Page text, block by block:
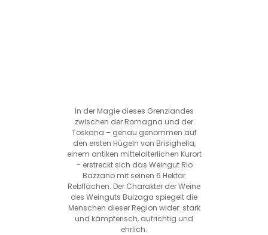
In der Magie dieses Grenzlandes
zwischen der Romagna und der
Toskana – genau genommen auf
den ersten Hügeln von Brisighella,
einem antiken mittelalterlichen Kurort
– erstreckt sich das Weingut Rio
Bazzano mit seinen 6 Hektar
Rebflächen. Der Charakter der Weine
des Weinguts Bulzaga spiegelt die
Menschen dieser Region wider: stark
und kämpferisch, aufrichtig und
ehrlich.